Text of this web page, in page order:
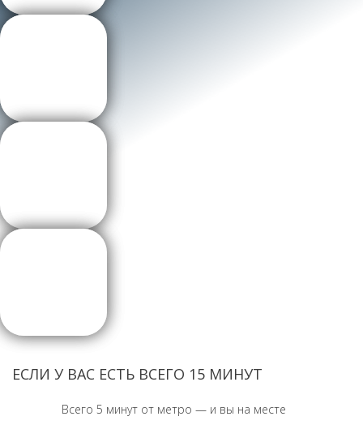
ЕСЛИ У ВАС ЕСТЬ ВСЕГО 15 МИНУТ
Всего 5 минут от метро — и вы на месте